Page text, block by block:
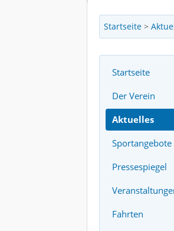
Startseite >
Startseite
Der Verein
Aktuelles
Sportangebote
Pressespiegel
Fahrten